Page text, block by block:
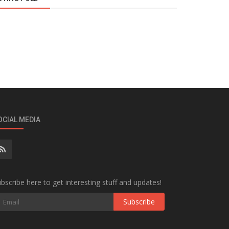
MEDIA
here to get interesting stuff and updates!
Subscribe